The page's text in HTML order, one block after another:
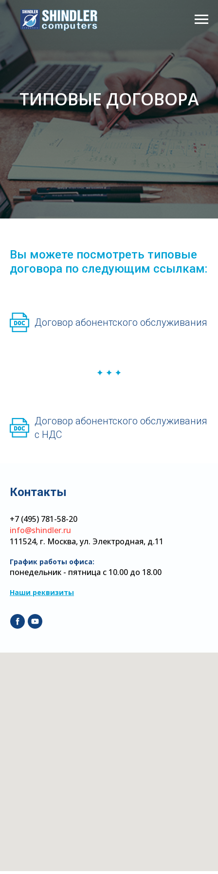
ТИПОВЫЕ ДОГОВОРА
Вы можете посмотреть типовые
договора по следующим ссылкам:
Договор абонентского обслуживания
Договор абонентского обслуживания
с НДС
Контакты
+7 (495) 781-58-20
info@shindler.ru
111524, г. Москва, ул. Электродная, д.11
График работы офиса:
понедельник - пятница с 10.00 до 18.00
Наши реквизиты